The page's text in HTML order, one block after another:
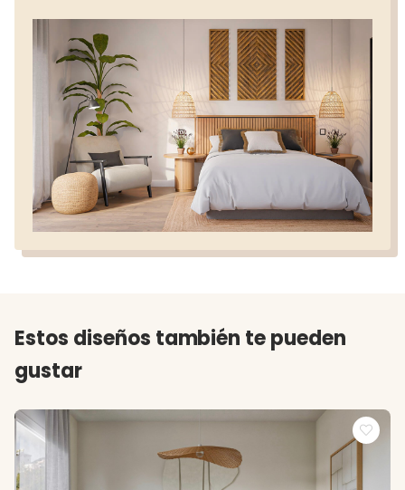
Estos diseños también te pueden
gustar